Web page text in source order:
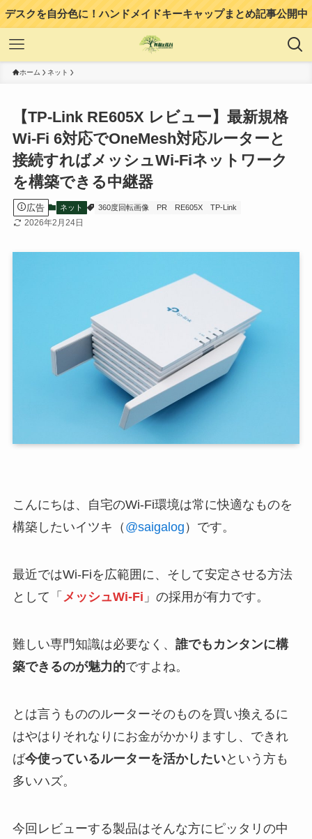
デスクを自分色に！ハンドメイドキーキャップまとめ記事公開中
ホーム ネット
【TP-Link RE605X レビュー】最新規格
Wi-Fi 6対応でOneMesh対応ルーターと
接続すればメッシュWi-Fiネットワーク
を構築できる中継器
広告 ネット 360度回転画像 PR RE605X TP-Link
2026年2月24日
こんにちは、自宅のWi-Fi環境は常に快適なものを
構築したいイツキ（ @saigalog ）です。
最近ではWi-Fiを広範囲に、そして安定させる方法
として「 メッシュWi-Fi 」の採用が有力です。
難しい専門知識は必要なく、 誰でもカンタンに構
築できるのが魅力的ですよね。
とは言うもののルーターそのものを買い換えるに
はやはりそれなりにお金がかかりますし、できれ
ば今使っているルーターを活かしたいという方も
多いハズ。
今回レビューする製品はそんな方にピッタリの中